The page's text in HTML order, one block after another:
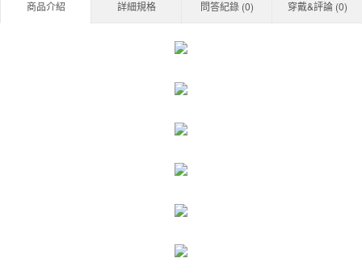
商品介紹 詳細規格 問答紀錄 (0) 穿戴&評論 (0)